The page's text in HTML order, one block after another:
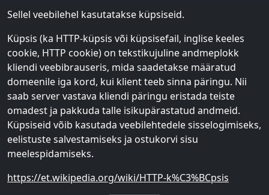
Sellel veebilehel kasutatakse küpsiseid.
Küpsis (ka HTTP-küpsis või küpsisefail, inglise keeles
cookie, HTTP cookie) on tekstikujuline andmeplokk
kliendi veebibrauseris, mida saadetakse määratud
domeenile iga kord, kui klient teeb sinna päringu. Nii
saab server vastava kliendi päringu eristada teiste
omadest ja pakkuda talle isikupärastatud andmeid.
Küpsiseid võib kasutada veebilehtedele sisselogimiseks,
eelistuste salvestamiseks ja ostukorvi sisu
meelespidamiseks.
https://et.wikipedia.org/wiki/HTTP-k%C3%BCpsis